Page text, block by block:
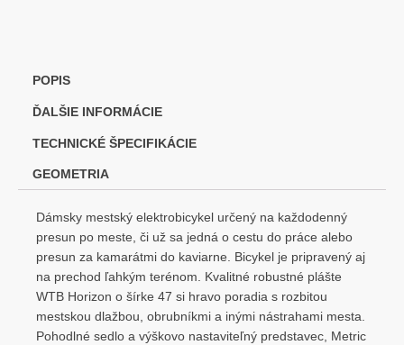
POPIS
ĎALŠIE INFORMÁCIE
TECHNICKÉ ŠPECIFIKÁCIE
GEOMETRIA
Dámsky mestský elektrobicykel určený na každodenný
presun po meste, či už sa jedná o cestu do práce alebo
presun za kamarátmi do kaviarne. Bicykel je pripravený aj
na prechod ľahkým terénom. Kvalitné robustné plášte
WTB Horizon o šírke 47 si hravo poradia s rozbitou
mestskou dlažbou, obrubníkmi a inými nástrahami mesta.
Pohodlné sedlo a výškovo nastaviteľný predstavec, Metric